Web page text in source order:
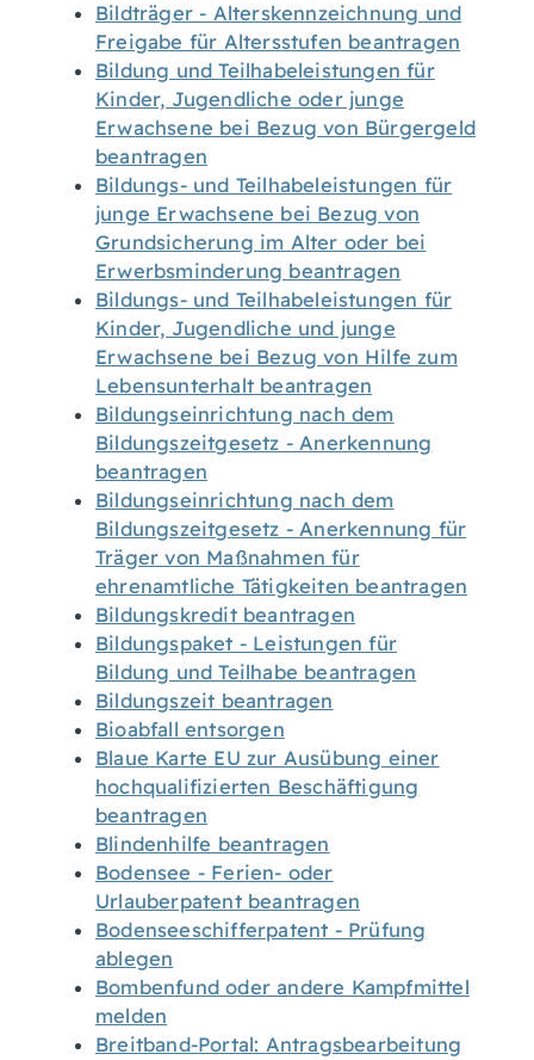
Bildträger - Alterskennzeichnung und
Freigabe für Altersstufen beantragen
Bildung und Teilhabeleistungen für
Kinder, Jugendliche oder junge
Erwachsene bei Bezug von Bürgergeld
beantragen
Bildungs- und Teilhabeleistungen für
junge Erwachsene bei Bezug von
Grundsicherung im Alter oder bei
Erwerbsminderung beantragen
Bildungs- und Teilhabeleistungen für
Kinder, Jugendliche und junge
Erwachsene bei Bezug von Hilfe zum
Lebensunterhalt beantragen
Bildungseinrichtung nach dem
Bildungszeitgesetz - Anerkennung
beantragen
Bildungseinrichtung nach dem
Bildungszeitgesetz - Anerkennung für
Träger von Maßnahmen für
ehrenamtliche Tätigkeiten beantragen
Bildungskredit beantragen
Bildungspaket - Leistungen für
Bildung und Teilhabe beantragen
Bildungszeit beantragen
Bioabfall entsorgen
Blaue Karte EU zur Ausübung einer
hochqualifizierten Beschäftigung
beantragen
Blindenhilfe beantragen
Bodensee - Ferien- oder
Urlauberpatent beantragen
Bodenseeschifferpatent - Prüfung
ablegen
Bombenfund oder andere Kampfmittel
melden
Breitband-Portal: Antragsbearbeitung